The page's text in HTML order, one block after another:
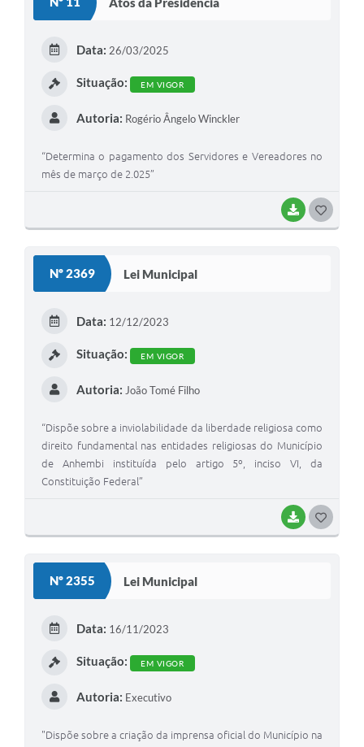
BAIXAR
Data: 26/03/2025
Situação: EM VIGOR
Autoria: Rogério Ângelo Winckler
“Determina o pagamento dos Servidores e Vereadores no
mês de março de 2.025”
Nº 2369 Lei Municipal
BAIXAR
Data: 12/12/2023
Situação: EM VIGOR
Autoria: João Tomé Filho
“Dispõe sobre a inviolabilidade da liberdade religiosa como
direito fundamental nas entidades religiosas do Município
de Anhembi instituída pelo artigo 5º, inciso VI, da
Constituição Federal”
Nº 2355 Lei Municipal
Data: 16/11/2023
Situação: EM VIGOR
Autoria: Executivo
"Dispõe sobre a criação da imprensa oficial do Município na